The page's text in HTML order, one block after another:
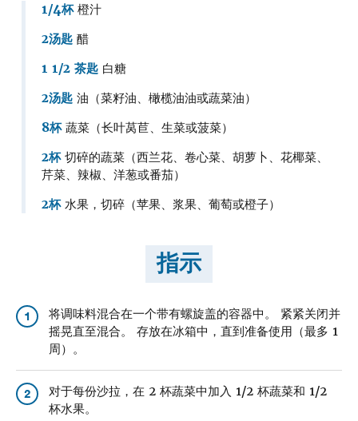
1/4杯橙汁
2汤匙 醋
1 1/2 茶匙 白糖
2汤匙 油（菜籽油、橄榄油油或蔬菜油）
8杯 蔬菜（长叶莴苣、生菜或菠菜）
2杯 切碎的蔬菜（西兰花、卷心菜、胡萝卜、花椰菜、
芹菜、辣椒、洋葱或番茄）
2杯 水果，切碎（苹果、浆果、葡萄或橙子）
指示
1
将调味料混合在一个带有螺旋盖的容器中。 紧紧关闭并
摇晃直至混合。 存放在冰箱中，直到准备使用（最多 1
周）。
2
对于每份沙拉，在 2 杯蔬菜中加入 1/2 杯蔬菜和 1/2
杯水果。